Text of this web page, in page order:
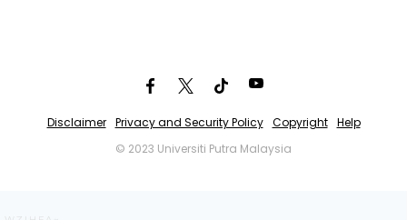
Disclaimer Privacy and Security Policy Copyright
Help
© 2023 Universiti Putra Malaysia